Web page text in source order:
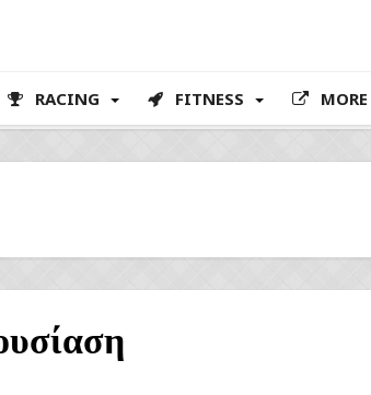
RACING FITNESS MORE